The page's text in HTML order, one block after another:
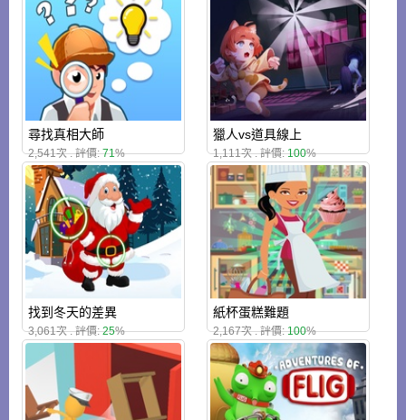
尋找真相大師
2,541次 . 評價:71%
獵人vs道具線上
1,111次 . 評價:100%
找到冬天的差異
3,061次 . 評價:25%
紙杯蛋糕難題
2,167次 . 評價:100%